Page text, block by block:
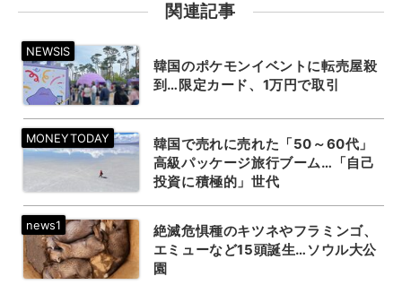
関連記事
韓国のポケモンイベントに転売屋殺
到…限定カード、1万円で取引
韓国で売れに売れた「50～60代」
高級パッケージ旅行ブーム…「自己
投資に積極的」世代
絶滅危惧種のキツネやフラミンゴ、
エミューなど15頭誕生…ソウル大公
園